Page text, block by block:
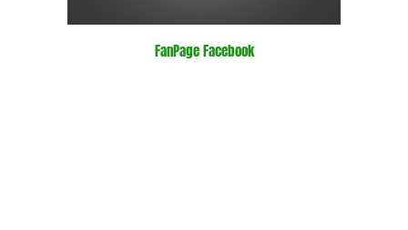
FanPage Facebook